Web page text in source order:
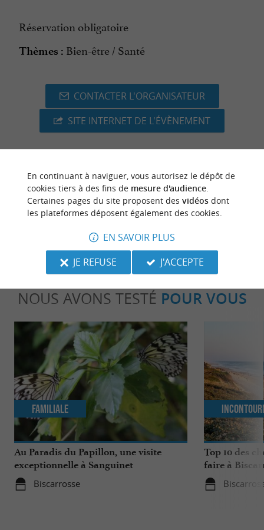
Réservation obligatoire
Thèmes : Bien-être / Santé
CONTACTER L'ORGANISATEUR
SITE INTERNET DE L'ÉVÈNEMENT
dernière mise à jour :08/07/2026 à 04:51:57
Source :Sirtaqui-Crédit photo :Margaux Charente -
NOUS AVONS TESTÉ POUR VOUS
Au Paradis du Papillon, une visite
exceptionnelle à Sanguinet
Biscarrosse
Familiale
Top 10 des
faire à
En continuant à naviguer, vous autorisez le dépôt de
cookies tiers à des fins de mesure d'audience.
Certaines pages du site proposent des vidéosdont
les plateformes déposent également des cookies.
EN SAVOIR PLUS
JE REFUSE
J'ACCEPTE